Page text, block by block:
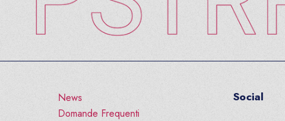
News
Domande Frequenti
Social